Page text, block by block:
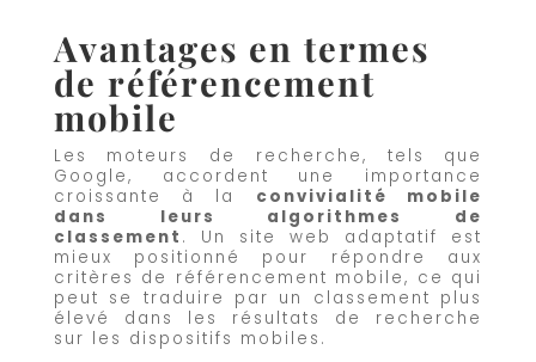
Avantages en termes
de référencement
mobile
Les moteurs de recherche, tels que
Google, accordent une importance
croissante à la convivialité mobile
dans leurs algorithmes de
classement . Un site web adaptatif est
mieux positionné pour répondre aux
critères de référencement mobile, ce qui
peut se traduire par un classement plus
élevé dans les résultats de recherche
sur les dispositifs mobiles.